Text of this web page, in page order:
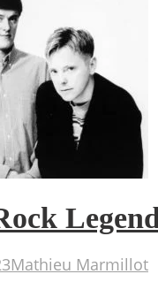
Mathieu Marmillot